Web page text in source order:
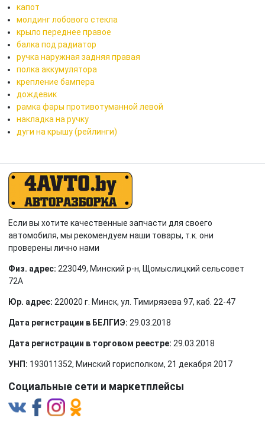
капот
молдинг лобового стекла
крыло переднее правое
балка под радиатор
ручка наружная задняя правая
полка аккумулятора
крепление бампера
дождевик
рамка фары противотуманной левой
накладка на ручку
дуги на крышу (рейлинги)
Если вы хотите качественные запчасти для своего
автомобиля, мы рекомендуем наши товары, т.к. они
проверены лично нами
Физ. адрес: 223049, Минский р-н, Щомыслицкий сельсовет
72А
Юр. адрес: 220020 г. Минск, ул. Тимирязева 97, каб. 22-47
Дата регистрации в БЕЛГИЭ: 29.03.2018
Дата регистрации в торговом реестре: 29.03.2018
УНП: 193011352, Минский горисполком, 21 декабря 2017
Социальные сети и маркетплейсы